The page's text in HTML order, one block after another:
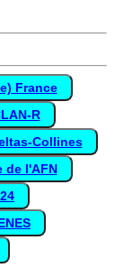
France
R
Collines
de l'AFN